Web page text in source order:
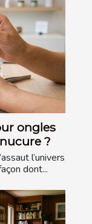
ongles
?
l’univers
dont...